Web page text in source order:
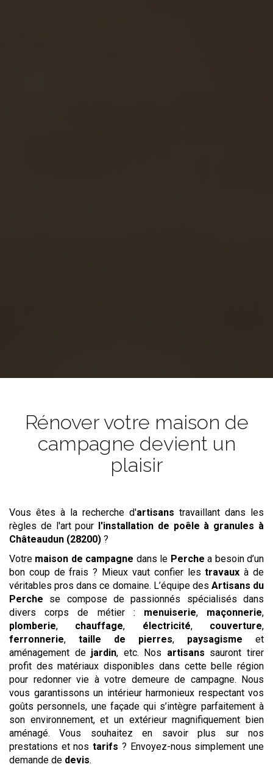
Rénover votre maison de
campagne devient un
plaisir
Vous êtes à la recherche d'artisans travaillant dans les
règles de l'art pour
l'installation de poêle à granules à
Châteaudun (28200) ?
Votre maison de campagne dans le Perche a besoin d’un
bon coup de frais ? Mieux vaut confier lestravaux à de
véritables pros dans ce domaine. L’équipe des Artisans du
Perche se compose de passionnés spécialisés dans
divers corps de métier : menuiserie, maçonnerie,
plomberie, chauffage, électricité, couverture,
ferronnerie, taille de pierres, paysagisme et
aménagement de jardin, etc. Nos artisans sauront tirer
profit des matériaux disponibles dans cette belle région
pour redonner vie à votre demeure de campagne. Nous
vous garantissons un intérieur harmonieux respectant vos
goûts personnels, une façade qui s’intègre parfaitement à
son environnement, et un extérieur magnifiquement bien
aménagé. Vous souhaitez en savoir plus sur nos
prestations et nostarifs ? Envoyez-nous simplement une
demande de devis.